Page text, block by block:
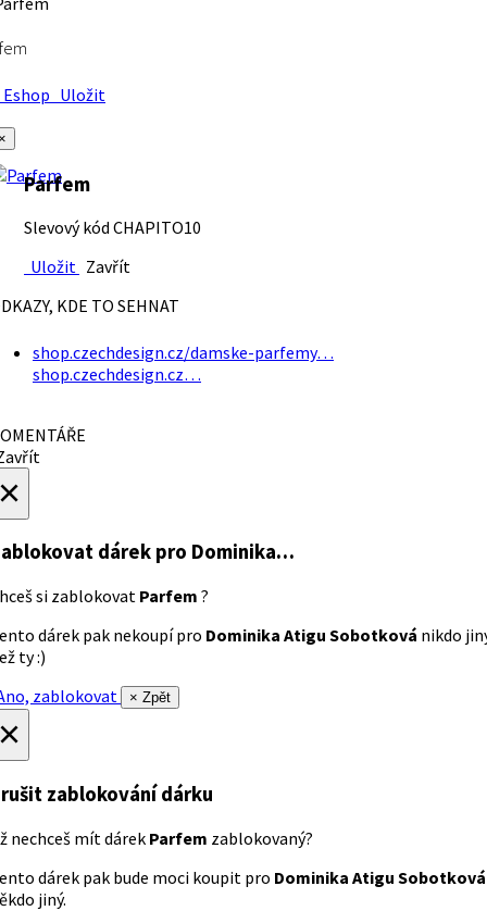
Uložit
Parfem
Slevový kód CHAPITO10
Uložit Zavřít
KDE TO SEHNAT
shop.czechdesign.cz/damske-parfemy…
shop.czechdesign.cz…
dárek pro Dominika…
si zablokovat Parfem ?
dárek pak nekoupí pro Dominika Atigu Sobotková nikdo
ty :)
zablokovat
× Zpět
zablokování dárku
nechceš mít dárek Parfem zablokovaný?
dárek pak bude moci koupit pro Dominika Atigu Sobotková
jiný.